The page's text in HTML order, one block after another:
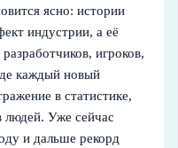
ясно: истории
индустрии, а её
игроков,
каждый новый
в статистике,
Уже сейчас
и дальше рекорд